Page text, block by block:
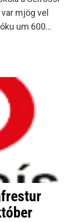
mjög vel
um 600